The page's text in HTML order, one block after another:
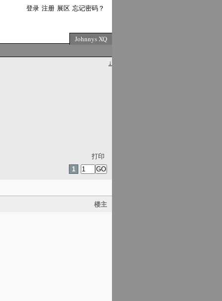
打印
1
楼主
登录 注册 展区 忘记密码？
Johnnys XQ
↓